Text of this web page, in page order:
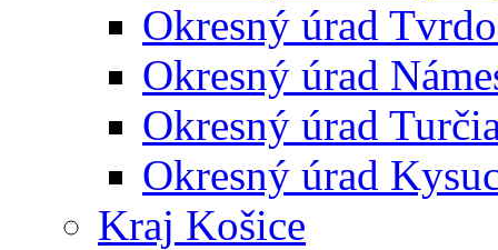
Okresný úrad
Okresný úrad
Okresný úrad
Okresný úrad
Kraj Košice